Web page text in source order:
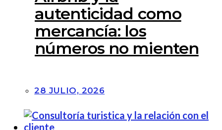
autenticidad como
mercancía: los
números no mienten
28 JULIO, 2026